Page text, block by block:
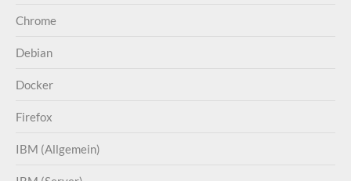
Chrome
Debian
Docker
Firefox
IBM (Allgemein)